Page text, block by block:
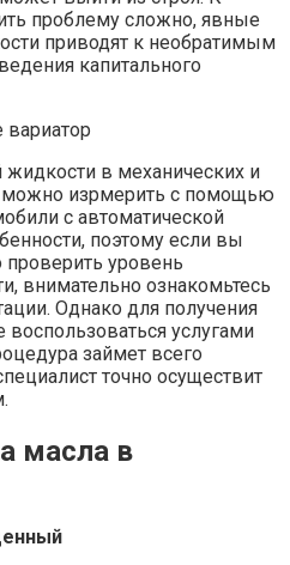
проблему сложно, явные
приводят к необратимым
капитального
в механических и
можно изpмерить с помощью
с автоматической
поэтому если вы
уровень
внимательно ознакомьтесь
Однако для получения
услугами
займет всего
точно осуществит
масла в